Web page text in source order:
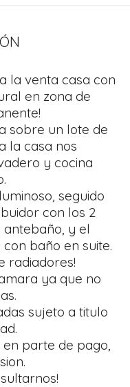
la venta casa con
en zona de
sobre un lote de
la casa nos
y cocina
seguido
con los 2
antebaño, y el
baño en suite.
radiadores!
ya que no
sujeto a titulo
parte de pago,